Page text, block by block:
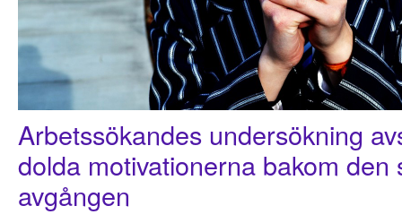
Arbetssökandes undersökning
dolda motivationerna bakom den
avgången